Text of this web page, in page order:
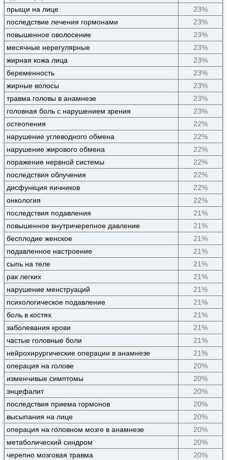
прыщи на лице
23%
последствие лечения гормонами
23%
повышенное оволосение
23%
месячные нерегулярные
23%
жирная кожа лица
23%
беременность
23%
жирные волосы
23%
травма головы в анамнезе
23%
головная боль с нарушением зрения
23%
остеопения
22%
нарушение углеводного обмена
22%
нарушение жирового обмена
22%
поражение нервной системы
22%
последствия облучения
22%
дисфункция яичников
22%
онкология
22%
последствия подавления
21%
повышенное внутричерепное давление
21%
бесплодие женское
21%
подавленное настроение
21%
сыпь на теле
21%
рак легких
21%
нарушение менструаций
21%
психологическое подавление
21%
боль в костях
21%
заболевания крови
21%
частые головные боли
21%
нейрохирургические операции в анамнезе
21%
операция на голове
20%
изменчивые симптомы
20%
энцефалит
20%
последствия приема гормонов
20%
высыпания на лице
20%
операция на головном мозге в анамнезе
20%
метаболический синдром
20%
черепно мозговая травма
20%